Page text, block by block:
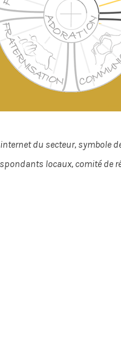
du secteur, symbole
locaux, comité